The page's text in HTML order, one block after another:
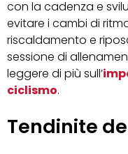
con la cadenza e
evitare i cambi di
riscaldamento e
sessione di
leggere di più sull’
ciclismo.
Tendinite